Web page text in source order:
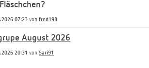
07:23 von fred198
August 2026
20:31 von Sari91